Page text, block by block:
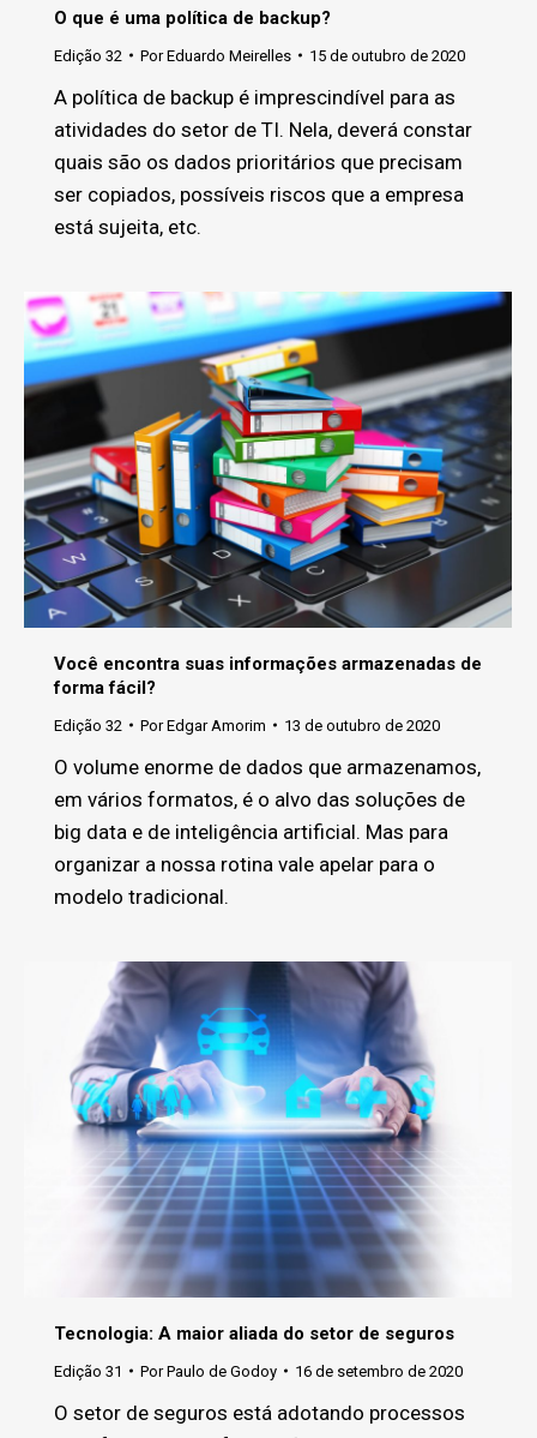
O que é uma política de backup?
Edição 32 PorEduardo Meirelles 15 de outubro de 2020
A política de backup é imprescindível para as
atividades do setor de TI. Nela, deverá constar
quais são os dados prioritários que precisam
ser copiados, possíveis riscos que a empresa
está sujeita, etc.
Você encontra suas informações armazenadas de
forma fácil?
Edição 32 PorEdgar Amorim 13 de outubro de 2020
O volume enorme de dados que armazenamos,
em vários formatos, é o alvo das soluções de
big data e de inteligência artificial. Mas para
organizar a nossa rotina vale apelar para o
modelo tradicional.
Tecnologia: A maior aliada do setor de seguros
Edição 31 PorPaulo de Godoy 16 de setembro de 2020
O setor de seguros está adotando processos